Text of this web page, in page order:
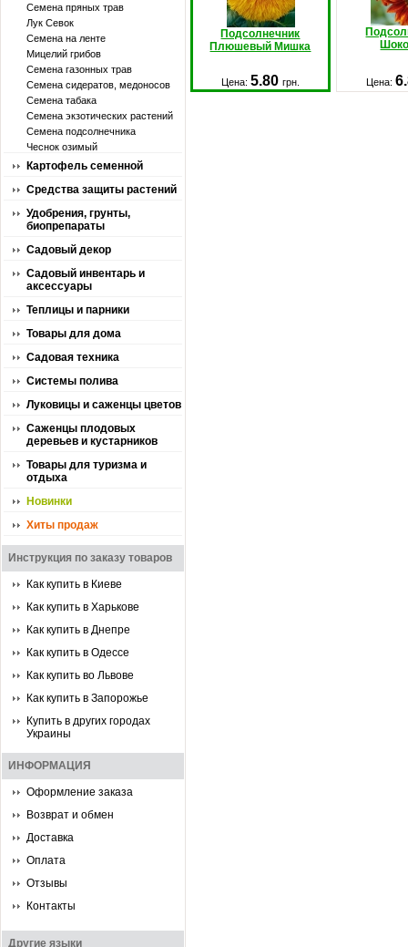
Семена пряных трав
Лук Севок
Семена на ленте
Мицелий грибов
Семена газонных трав
Семена сидератов, медоносов
Семена табака
Семена экзотических растений
Семена подсолнечника
Чеснок озимый
Картофель семенной
Средства защиты растений
Удобрения, грунты,
биопрепараты
Садовый декор
Садовый инвентарь и
аксессуары
Теплицы и парники
Товары для дома
Садовая техника
Системы полива
Луковицы и саженцы цветов
Саженцы плодовых
деревьев и кустарников
Товары для туризма и
отдыха
Новинки
Хиты продаж
Инструкция по заказу товаров
Как купить в Киеве
Как купить в Харькове
Как купить в Днепре
Как купить в Одессе
Как купить во Львове
Как купить в Запорожье
Купить в других городах
Украины
ИНФОРМАЦИЯ
Оформление заказа
Возврат и обмен
Доставка
Оплата
Отзывы
Контакты
Другие языки
Подсолнечник
Плюшевый Мишка
Цена: 5.80 грн. Цена: